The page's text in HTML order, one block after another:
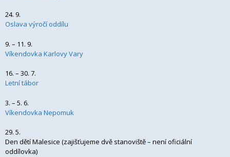
24. 9.
Oslava výročí oddílu
9. – 11. 9.
Víkendovka Karlovy Vary
16. – 30. 7.
Letní tábor
3. – 5. 6.
Víkendovka Nepomuk
29. 5.
Den dětí Malesice (zajišťujeme dvě stanoviště – není oficiální
oddílovka)